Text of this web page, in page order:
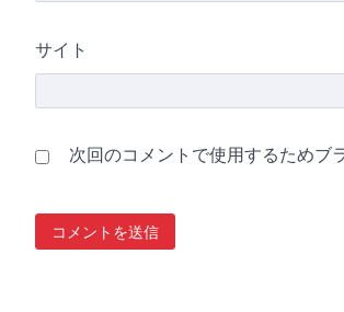
サイト
次回のコメントで使用するためブ